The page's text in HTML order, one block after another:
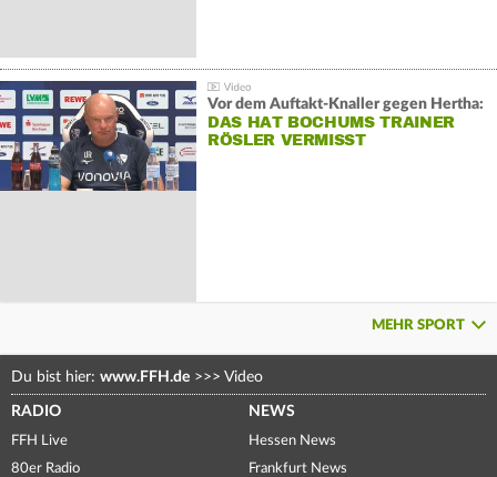
Vor dem Auftakt-Knaller gegen Hertha:
DAS HAT BOCHUMS TRAINER
RÖSLER VERMISST
MEHR SPORT
Du bist hier: www.FFH.de >>> Video
RADIO
FFH Live
80er Radio
NEWS
Hessen News
Frankfurt News